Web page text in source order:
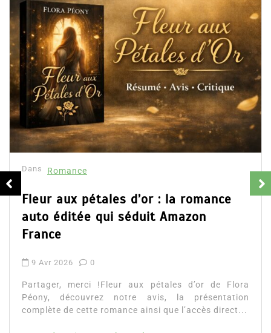
Dans Romance
Fleur aux pétales d’or : la romance
auto éditée qui séduit Amazon
France
9 Avr 2026 0
Partager, merci !Fleur aux pétales d’or de Flora
Péony, découvrez notre avis, la présentation
complète de cette romance ainsi que l’accès direct...